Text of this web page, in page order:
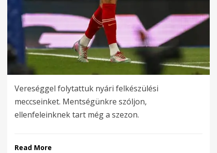
Vereséggel folytattuk nyári felkészülési
meccseinket. Mentségünkre szóljon,
ellenfeleinknek tart még a szezon.
Read More